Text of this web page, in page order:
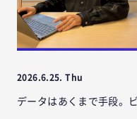
2026.6.25. Thu
データはあくまで手段。